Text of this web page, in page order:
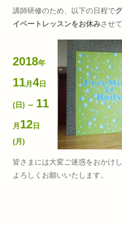
講師研修のため、以下の日程で
イベートレッスンをお休みさせ
2018年
11月4日
(日) ～ 11
月 12 日
(月)
皆さまには大変ご迷惑をおかけし
よろしくお願いいたします。